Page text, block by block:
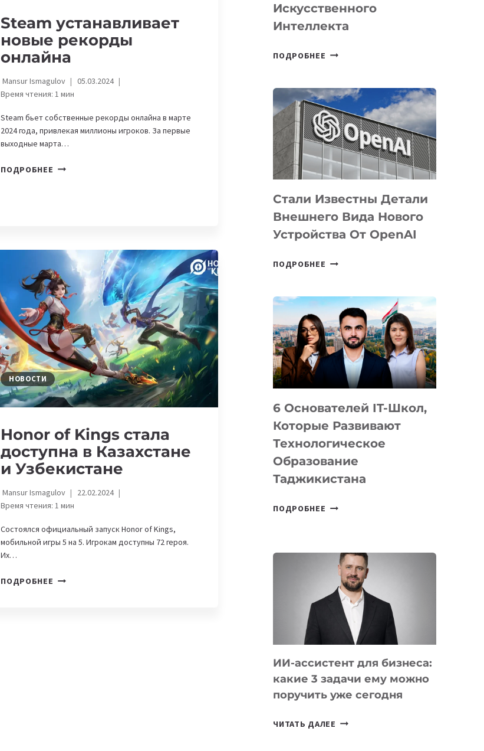
Steam устанавливает
новые рекорды
онлайна
Mansur Ismagulov
05.03.2024
Время чтения: 1мин
Steam бьет собственные рекорды онлайна в марте
2024 года, привлекая миллионы игроков. За первые
выходные марта…
ПОДРОБНЕЕ STEAM
НОВОСТИ
Honor of Kings стала
доступна в Казахстане
и Узбекистане
Mansur Ismagulov
22.02.2024
Время чтения: 1мин
Состоялся официальный запуск Honor of Kings,
мобильной игры 5 на 5. Игрокам доступны 72 героя.
Их…
ПОДРОБНЕЕ HONOR
Искусственного
Интеллекта
ПОДРОБНЕЕ В
ПРИОРИТЕТНЫЕ
ЗАДАЧИ
ПО
РАЗВИТИЮ
ЭКОСИСТЕМЫ
ИСКУССТВЕННОГО
Стали Известны Детали
Внешнего Вида Нового
Устройства От OpenAI
ПОДРОБНЕЕ СТАЛИ
ВНЕШНЕГО
ВИДА
НОВОГО
УСТРОЙСТВА
OPENAI
6 Основателей IT-Школ,
Которые Развивают
Технологическое
Образование
Таджикистана
ПОДРОБНЕЕ
КОТОРЫЕ
РАЗВИВАЮТ
ТЕХНОЛОГИЧЕСКОЕ
ОБРАЗОВАНИЕ
ТАДЖИКИСТАНА
ИИ-ассистент для бизнеса:
какие 3 задачи ему можно
поручить уже сегодня
ЧИТАТЬ ДАЛЕЕ ИИ-